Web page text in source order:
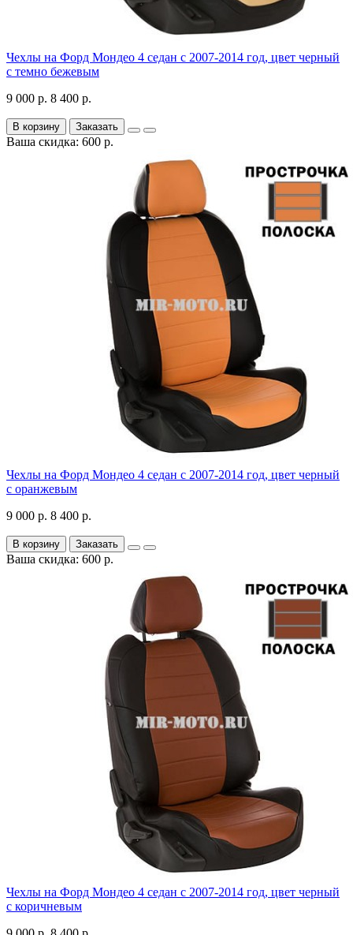
Чехлы на Форд Мондео 4 седан с 2007-2014 год, цвет черный
с темно бежевым
9 000 р. 8 400 р.
В корзину Заказать
Ваша скидка: 600 р.
Чехлы на Форд Мондео 4 седан с 2007-2014 год, цвет черный
с оранжевым
9 000 р. 8 400 р.
В корзину Заказать
Ваша скидка: 600 р.
Чехлы на Форд Мондео 4 седан с 2007-2014 год, цвет черный
с коричневым